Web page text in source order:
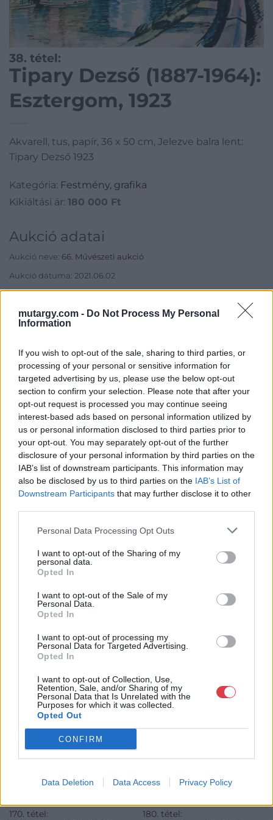
mutargy.com - Do Not Process My Personal
Information
If you wish to opt-out of the sale, sharing to third parties, or
processing of your personal or sensitive information for
targeted advertising by us, please use the below opt-out
section to confirm your selection. Please note that after your
opt-out request is processed you may continue seeing
interest-based ads based on personal information utilized by
us or personal information disclosed to third parties prior to
your opt-out. You may separately opt-out of the further
disclosure of your personal information by third parties on the
IAB’s list of downstream participants. This information may
also be disclosed by us to third parties on the IAB’s List of
Downstream Participants that may further disclose it to other
Personal Data Processing Opt Outs
I want to opt-out of the Sharing of my
personal data.
Opted In
I want to opt-out of the Sale of my
Personal Data.
Opted In
I want to opt-out of processing my
Personal Data for Targeted Advertising.
Opted In
I want to opt-out of Collection, Use,
Retention, Sale, and/or Sharing of my
Personal Data that Is Unrelated with the
Purposes for which it was collected.
Opted Out
CONFIRM
Data Deletion Data Access Privacy Policy
38. tétel:
Tipary Dezső (1887-1964):
Esztergom, 1923
Akvarell, tus, papír, 36 x 50 cm, Jelezve balra lent:
Tipary Dezső 1923
Kategória: Festmény, grafika
Kikiáltási ár: 180 000 Ft
Aukció adatai
Aukció neve: 66. Művészeti aukció
Aukció dátuma: 2021.06.02
Aukció helye: Budapest Kongresszusi Központ
Eladó adatai
Eladó:Virág Judit Galéria
Cím: Nemes Zsófia
Mű-Terem Galéria Kft.
1055 Budapest, Falk Miksa u. 30
Telefon: 36-1-312-2071, 269-4681 269-4681
Weboldal:http://www.viragjuditgaleria.hu
Bemutatkozás: Kiemelkedő kvalitású 19. és 20. századi magyar
KAPCSOLÓDÓ MŰTÁRGYAK
FESTMÉNY, GRAFIKA
170. tétel:
FESTMÉNY, GRAFIKA
180. tétel: